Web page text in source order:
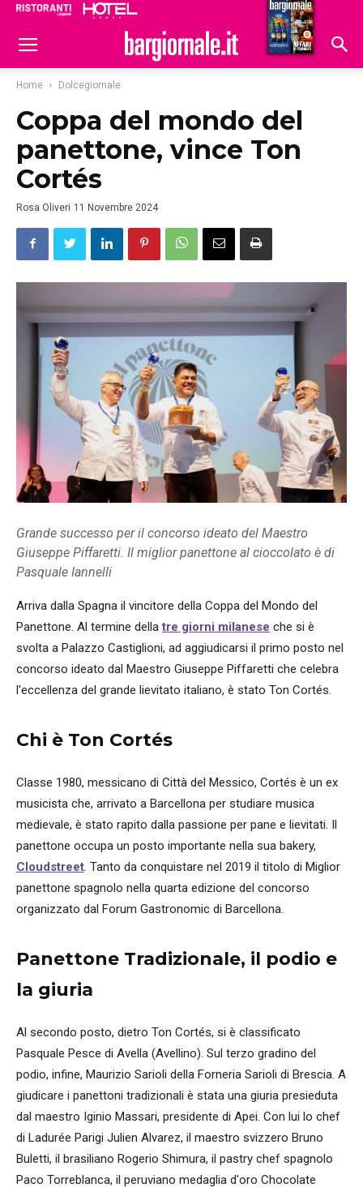
Hoteldomani
Home Dolcegiornale
Coppa del mondo del
panettone, vince Ton
Cortés
Rosa Oliveri 11 Novembre 2024
Grande successo per il concorso ideato del Maestro
Giuseppe Piffaretti. Il miglior panettone al cioccolato è di
Pasquale Iannelli
Arriva dalla Spagna il vincitore della Coppa del Mondo del
Panettone. Al termine dellatre giorni milanese che si è
svolta a Palazzo Castiglioni, ad aggiudicarsi il primo posto nel
concorso ideato dal Maestro Giuseppe Piffaretti che celebra
l'eccellenza del grande lievitato italiano, è stato Ton Cortés.
Chi è Ton Cortés
Classe 1980, messicano di Città del Messico, Cortés è un ex
musicista che, arrivato a Barcellona per studiare musica
medievale, è stato rapito dalla passione per pane e lievitati. Il
panettone occupa un posto importante nella sua bakery,
Cloudstreet. Tanto da conquistare nel 2019 il titolo di Miglior
panettone spagnolo nella quarta edizione del concorso
organizzato dal Forum Gastronomic di Barcellona.
Panettone Tradizionale, il podio e
la giuria
Al secondo posto, dietro Ton Cortés, si è classificato
Pasquale Pesce di Avella (Avellino). Sul terzo gradino del
podio, infine, Maurizio Sarioli della Forneria Sarioli di Brescia. A
giudicare i panettoni tradizionali è stata una giuria presieduta
dal maestro Iginio Massari, presidente di Apei. Con lui lo chef
di Ladurée Parigi Julien Alvarez, il maestro svizzero Bruno
Buletti, il brasiliano Rogerio Shimura, il pastry chef spagnolo
Paco Torreblanca, il peruviano medaglia d'oro Chocolate